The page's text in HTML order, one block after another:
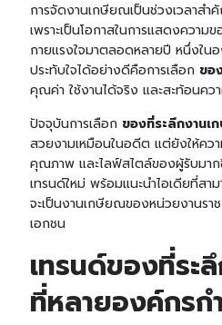
การจัดงานเกษียณเป็นช่วงเวลาสำ
เพราะเป็นโอกาสในการแสดงควา
กายแรงใจมาตลอดหลายปี หนึ่งใน
ประทับใจได้อย่างดีคือการเลือก ขอ
คุณค่า ใช้งานได้จริง และสะท้อนค
ปัจจุบันการเลือก ของที่ระลึกงาน
สวยงามเหมือนในอดีต แต่ยังให้คว
คุณภาพ และไลฟ์สไตล์ของผู้รับมา
เทรนด์ใหม่ พร้อมแนะนำไอเดียที่สา
จะเป็นงานเกษียณของหน่วยงานรา
เอกชน
เทรนด์ของที่ระ
ที่หลายองค์กรก